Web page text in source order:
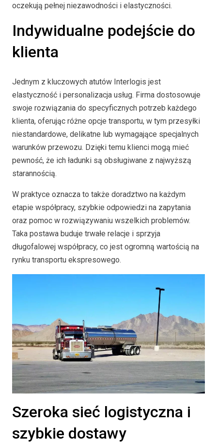
oczekują pełnej niezawodności i elastyczności.
Indywidualne podejście do
klienta
Jednym z kluczowych atutów Interlogis jest
elastyczność i personalizacja usług. Firma dostosowuje
swoje rozwiązania do specyficznych potrzeb każdego
klienta, oferując różne opcje transportu, w tym przesyłki
niestandardowe, delikatne lub wymagające specjalnych
warunków przewozu. Dzięki temu klienci mogą mieć
pewność, że ich ładunki są obsługiwane z najwyższą
starannością.
W praktyce oznacza to także doradztwo na każdym
etapie współpracy, szybkie odpowiedzi na zapytania
oraz pomoc w rozwiązywaniu wszelkich problemów.
Taka postawa buduje trwałe relacje i sprzyja
długofalowej współpracy, co jest ogromną wartością na
rynku transportu ekspresowego.
Szeroka sieć logistyczna i
szybkie dostawy